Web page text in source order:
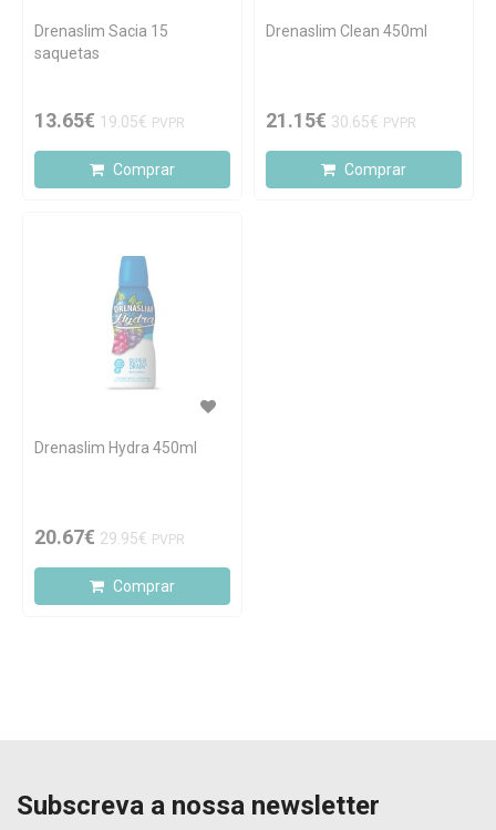
Drenaslim Sacia 15
saquetas
13.65€ 19.05€ PVPR
Comprar
Drenaslim Clean 450ml
21.15€ 30.65€ PVPR
Comprar
Drenaslim Hydra 450ml
20.67€ 29.95€ PVPR
Comprar
Subscreva a nossa newsletter